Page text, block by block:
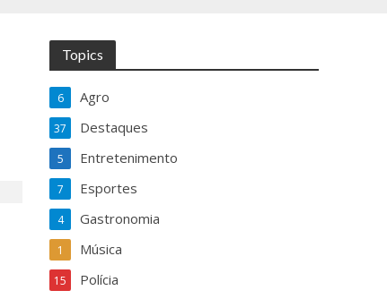
Topics
Agro
6
Destaques
37
Entretenimento
5
Esportes
7
Gastronomia
4
Música
1
Polícia
15